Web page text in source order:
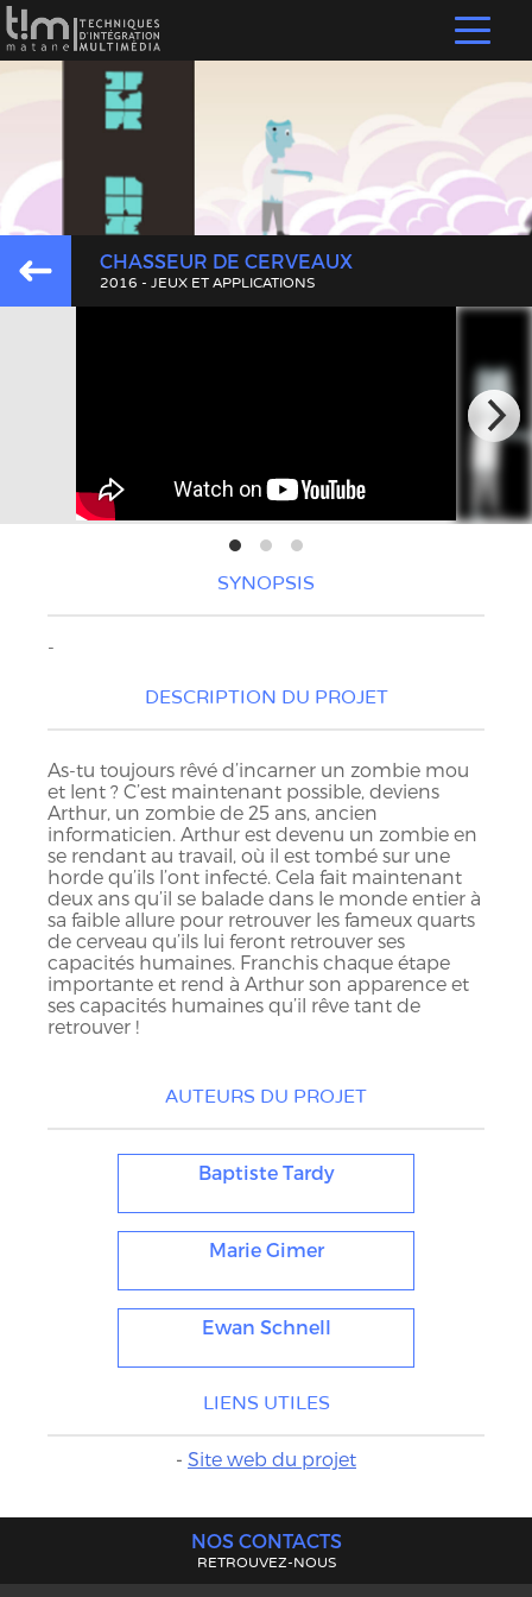
CHASSEUR DE CERVEAUX
2016 - JEUX ET APPLICATIONS
SYNOPSIS
-
DESCRIPTION DU PROJET
As-tu toujours rêvé d’incarner un zombie mou
et lent ? C’est maintenant possible, deviens
Arthur, un zombie de 25 ans, ancien
informaticien. Arthur est devenu un zombie en
se rendant au travail, où il est tombé sur une
horde qu’ils l’ont infecté. Cela fait maintenant
deux ans qu’il se balade dans le monde entier à
sa faible allure pour retrouver les fameux quarts
de cerveau qu’ils lui feront retrouver ses
capacités humaines. Franchis chaque étape
importante et rend à Arthur son apparence et
ses capacités humaines qu’il rêve tant de
retrouver !
AUTEURS DU PROJET
Baptiste Tardy
Marie Gimer
Ewan Schnell
LIENS UTILES
- Site web du projet
NOS CONTACTS
RETROUVEZ-NOUS